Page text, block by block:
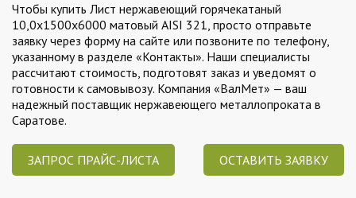
Чтобы купить Лист нержавеющий горячекатаный
10,0х1500х6000 матовый AISI 321, просто отправьте
заявку через форму на сайте или позвоните по телефону,
указанному в разделе «Контакты». Наши специалисты
рассчитают стоимость, подготовят заказ и уведомят о
готовности к самовывозу. Компания «ВалМет» — ваш
надежный поставщик нержавеющего металлопроката в
Саратове.
ЗАПРОС ПРАЙС-ЛИСТА ОСТАВИТЬ ЗАЯВКУ